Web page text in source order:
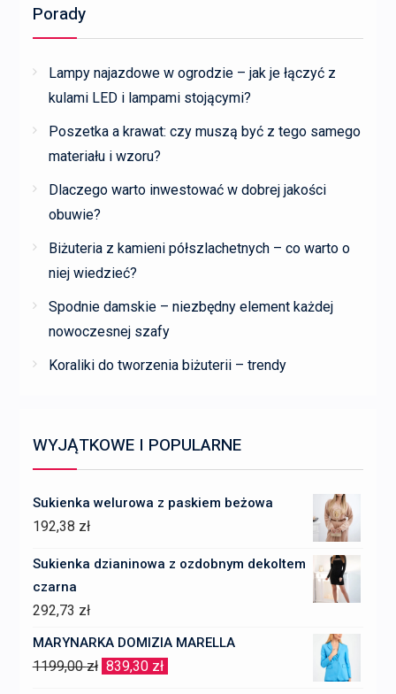
Porady
Lampy najazdowe w ogrodzie – jak je łączyć z
kulami LED i lampami stojącymi?
Poszetka a krawat: czy muszą być z tego samego
materiału i wzoru?
Dlaczego warto inwestować w dobrej jakości
obuwie?
Biżuteria z kamieni półszlachetnych – co warto o
niej wiedzieć?
Spodnie damskie – niezbędny element każdej
nowoczesnej szafy
Koraliki do tworzenia biżuterii – trendy
WYJĄTKOWE I POPULARNE
Sukienka welurowa z paskiem beżowa
192,38 zł
Sukienka dzianinowa z ozdobnym dekoltem
czarna
292,73 zł
MARYNARKA DOMIZIA MARELLA
1199,00zł Pierwotna
839,30 zł